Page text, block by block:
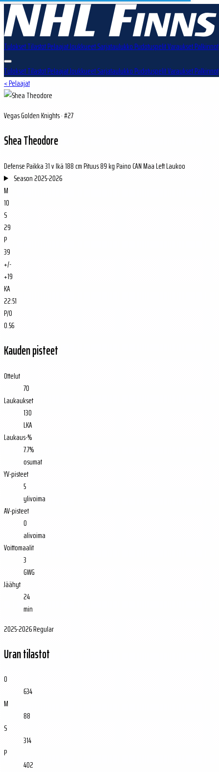
TuloksetTilastotPelaajatJoukkueetSarjataulukkoPudotuspelitVarauksetPalkinnot
TuloksetTilastotPelaajatJoukkueetSarjataulukkoPudotuspelitVarauksetPalkinnot
< Pelaajat
Vegas Golden Knights · #27
Shea Theodore
DefensePaikka31 vIkä188 cmPituus89 kgPainoCANMaaLeftLaukoo
Season2025-2026
M
10
S
29
P
39
+/-
+19
KA
22:51
P/O
0.56
Kauden pisteet
Ottelut
70
Laukaukset
130
LKA
Laukaus-%
7.7%
osumat
YV-pisteet
5
ylivoima
AV-pisteet
0
alivoima
Voittomaalit
3
GWG
Jäähyt
24
min
2025-2026 Regular
Uran tilastot
O
634
M
88
S
314
P
402